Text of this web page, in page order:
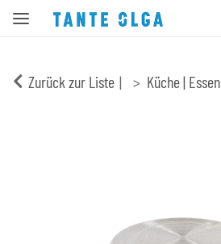
Zurück zur Liste Küche | Essen